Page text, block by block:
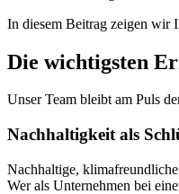
In diesem Beitrag zeigen wir
Die wichtigsten
Unser Team bleibt am Puls
Nachhaltigkeit als
Nachhaltige,
Wer als Unternehmen bei